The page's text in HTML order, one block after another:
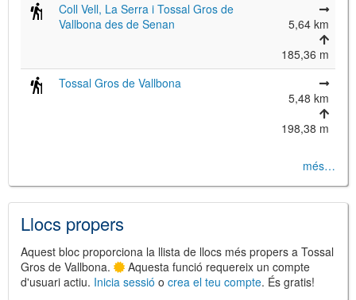
©OpenStreetMap,OpenTopoMap
Catalunya
CC BY-SH 4.0
Coll Vell, La Serra i Tossal Gros de
Vallbona des de Senan
5,64 km
185,36 m
Tossal Gros de Vallbona
5,48 km
198,38 m
més…
Llocs propers
Aquest bloc proporciona la llista de llocs més propers a Tossal
Gros de Vallbona.
Aquesta funció requereix un compte
d'usuari actiu. Inicia sessió o crea el teu compte. És gratis!